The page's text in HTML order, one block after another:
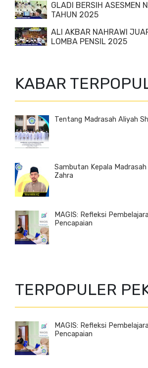
GLADI BERSIH ASESMEN
TAHUN 2025
ALI AKBAR NAHRAWI
LOMBA PENSIL 2025
KABAR
Tentang Madrasah Aliyah
Sambutan Kepala
Zahra
MAGIS: Refleksi
Pencapaian
TERPOPULER
MAGIS: Refleksi
Pencapaian